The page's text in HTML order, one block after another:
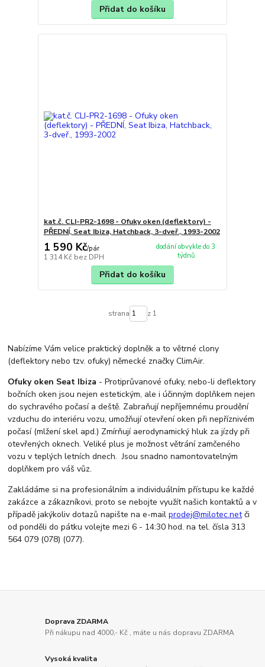
Přidat do košíku
kat.č. CLI-PR2-1698 - Ofuky oken (deflektory) -
PŘEDNÍ, Seat Ibiza, Hatchback, 3-dveř., 1993-2002
1 590 Kč/pár
1 314 Kč bez DPH
dodání obvykle do 3
týdnů
Přidat do košíku
strana z 1
Nabízíme Vám velice praktický doplněk a to větrné clony
(deflektory nebo tzv. ofuky) německé značky ClimAir.
Ofuky oken Seat Ibiza - Protiprůvanové ofuky, nebo-li deflektory
bočních oken jsou nejen estetickým, ale i účinným doplňkem nejen
do sychravého počasí a deště. Zabraňují nepříjemnému proudění
vzduchu do interiéru vozu, umožňují otevření oken při nepříznivém
počasí (mlžení skel apd.) Zmírňují aerodynamický hluk za jízdy při
otevřených oknech. Veliké plus je možnost větrání zamčeného
vozu v teplých letních dnech. Jsou snadno namontovatelným
doplňkem pro váš vůz.
Zakládáme si na profesionálním a individuálním přístupu ke každé
zakázce a zákazníkovi, proto se nebojte využít našich kontaktů a v
případě jakýkoliv dotazů napište na e-mailprodej@milotec.netči
od ponděli do pátku volejte mezi 6 - 14:30 hod. na tel. čísla 313
564 079 (078) (077).
Doprava ZDARMA
Při nákupu nad 4000,- Kč , máte u nás dopravu ZDARMA
Vysoká kvalita